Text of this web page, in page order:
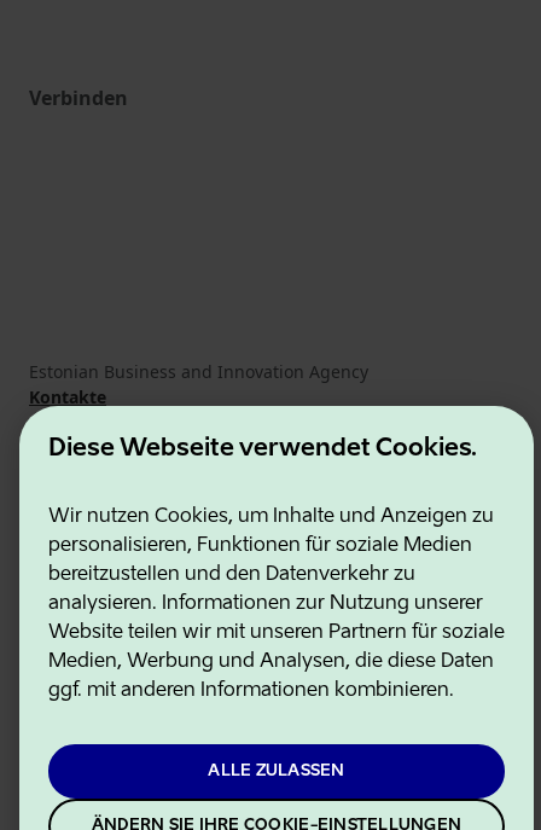
Diese Webseite verwendet Cookies.
Wir nutzen Cookies, um Inhalte und Anzeigen zu
personalisieren, Funktionen für soziale Medien
bereitzustellen und den Datenverkehr zu
analysieren. Informationen zur Nutzung unserer
Website teilen wir mit unseren Partnern für soziale
Medien, Werbung und Analysen, die diese Daten
ggf. mit anderen Informationen kombinieren.
ALLE ZULASSEN
ÄNDERN SIE IHRE COOKIE-EINSTELLUNGEN
Verbinden
Estonian Business and Innovation Agency
Kontakte
Kooperationspartner
Nutzungsbedingungen